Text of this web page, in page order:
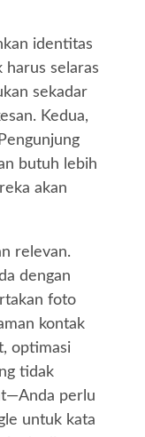
identitas
harus selaras
sekadar
Kedua,
butuh lebih
akan
relevan.
dengan
foto
kontak
optimasi
tidak
perlu
untuk kata